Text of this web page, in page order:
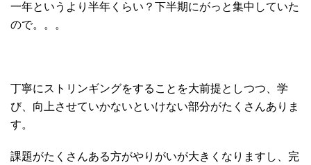
一年というより半年くらい？下半期にがっと集中していた
ので。。。
丁寧にストリンギングをすることを大前提としつつ、学
び、向上させていかないといけない部分がたくさんありま
す。
課題がたくさんある方がやりがいが大きくなりますし、完